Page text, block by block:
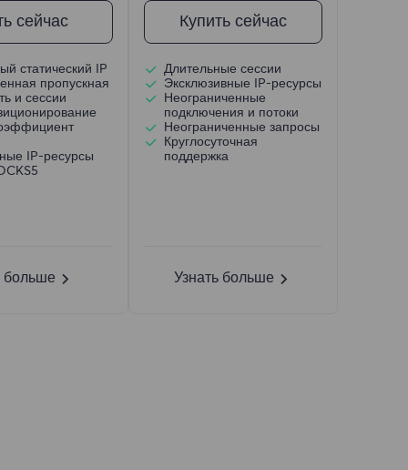
сейчас
статический IP
пропускная
и сессии
IP-ресурсы
больше
Купить сейчас
Длительные сессии
Эксклюзивные IP-ресурсы
Неограниченные
подключения и потоки
Неограниченные запросы
Круглосуточная
поддержка
Узнать больше